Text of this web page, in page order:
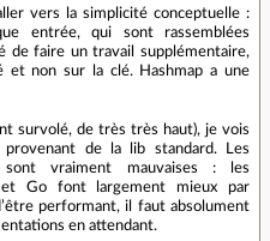
vers la simplicité conceptuelle :
entrée, qui sont rassemblées
de faire un travail supplémentaire,
non sur la clé. Hashmap a une
survolé, de très très haut), je vois
de la lib standard. Les
vraiment mauvaises : les
Go font largement mieux par
performant, il faut absolument
en attendant.